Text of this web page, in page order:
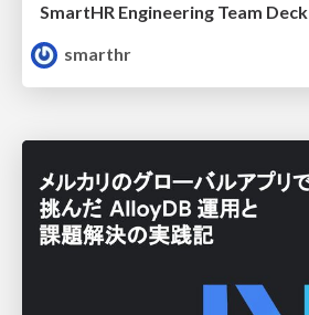
SmartHR Engineering Team Deck
smarthr